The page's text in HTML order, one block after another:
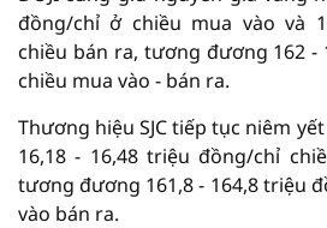
đồng/chỉ ở chiều mua vào và
chiều bán ra, tương đương 162
chiều mua vào - bán ra.
Thương hiệu SJC tiếp tục niêm
16,18 - 16,48 triệu đồng/chỉ
tương đương 161,8 - 164,8 triệu
vào bán ra.